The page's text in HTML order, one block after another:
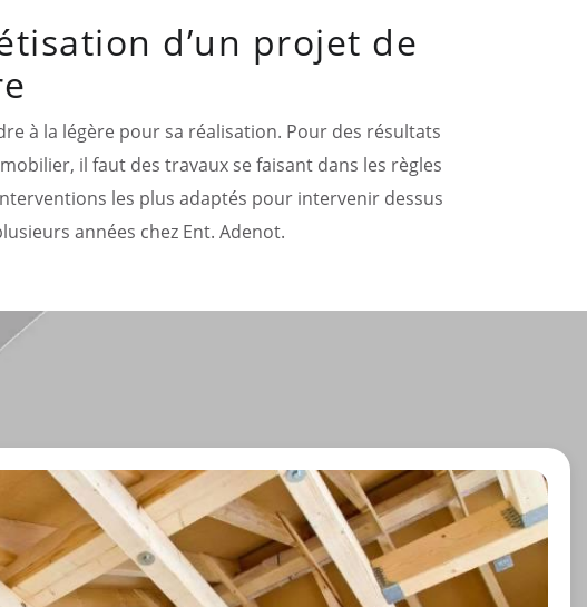
d’un projet de
à la légère pour sa réalisation. Pour des résultats
il faut des travaux se faisant dans les règles
les plus adaptés pour intervenir dessus
années chez Ent. Adenot.